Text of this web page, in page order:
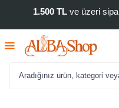
1.500 TLve üzeri